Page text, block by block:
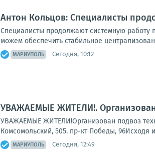
Антон Кольцов: Специалисты
Специалисты продолжают системную работу
можем обеспечить стабильное
МАРИУПОЛЬ Сегодня, 10:12
УВАЖАЕМЫЕ ЖИТЕЛИ!. Организован
УВАЖАЕМЫЕ ЖИТЕЛИ!Организован подвоз
Комсомольский, 505. пр-кт Победы, 96Исходя
МАРИУПОЛЬ Сегодня, 12:49